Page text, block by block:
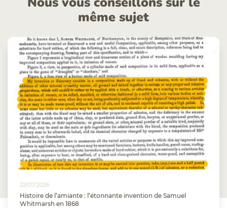
même sujet
22/07/2026
Histoire de l’amiante : l’étonnante invention de Samuel
Whitmarsh en 1868